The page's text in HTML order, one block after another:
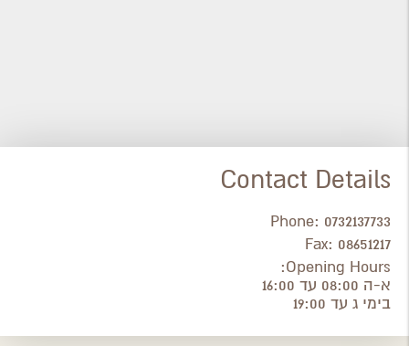
Contact Details
Phone: 0732137733
Fax: 08651217
Opening Hours:
א-ה 08:00 עד 16:00
בימי ג עד 19:00